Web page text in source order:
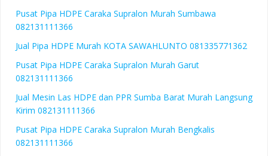
Pusat Pipa HDPE Caraka Supralon Murah Sumbawa
082131111366
Jual Pipa HDPE Murah KOTA SAWAHLUNTO 081335771362
Pusat Pipa HDPE Caraka Supralon Murah Garut
082131111366
Jual Mesin Las HDPE dan PPR Sumba Barat Murah Langsung
Kirim 082131111366
Pusat Pipa HDPE Caraka Supralon Murah Bengkalis
082131111366